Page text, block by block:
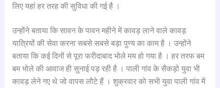
लिए यहां हर तरह की सुविधा की गई है ।
उन्होंने बताया कि सावन के पावन महीने में कावड़ लाने वाले कावड़
यात्रियों की सेवा करना सबसे सबसे बड़ा पुण्य का काम है । उन्होंने
बताया कि कई दिनों से पूरा फरीदाबाद भोले मय हो गया है । हर तरफ बम
बम भोले की आवाज ही सुनाई पड़ रही है । पाली गांव के सैकड़ो युवा भी
कावड़ लेने गए थे जो वापस लौटे हैं । शुक्रवार को सभी युवा पाली गांव में